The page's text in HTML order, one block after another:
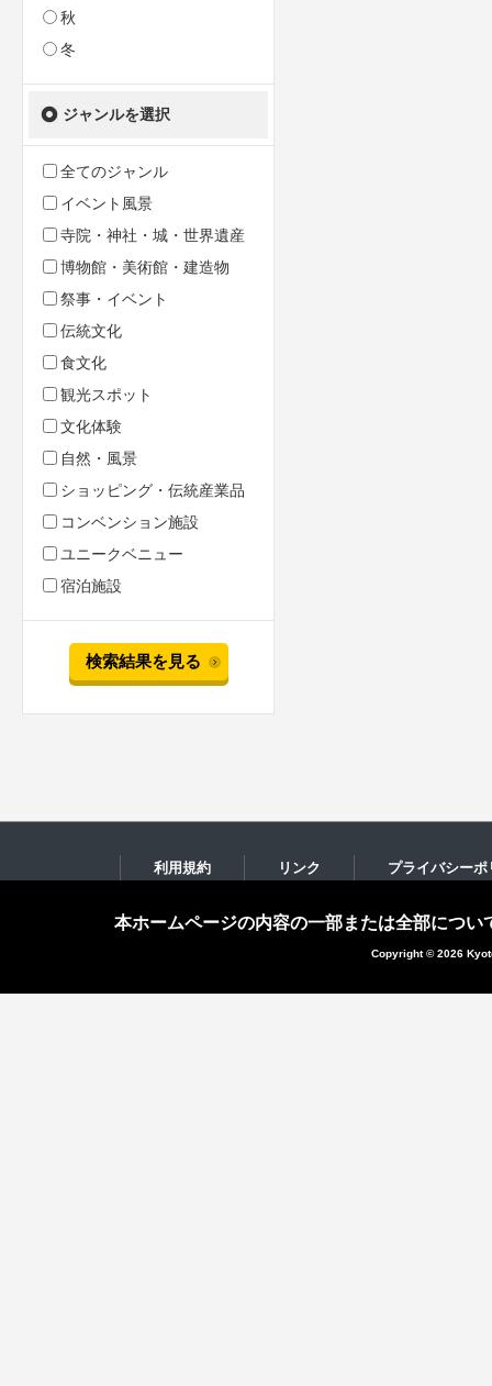
秋
冬
ジャンルを選択
全てのジャンル
イベント風景
寺院・神社・城・世界遺産
博物館・美術館・建造物
祭事・イベント
伝統文化
食文化
観光スポット
文化体験
自然・風景
ショッピング・伝統産業品
コンベンション施設
ユニークベニュー
宿泊施設
検索結果を見る
利用規約 リンク プライバシーポ
本ホームページの内容の一部または全部につ
Copyright © 2026